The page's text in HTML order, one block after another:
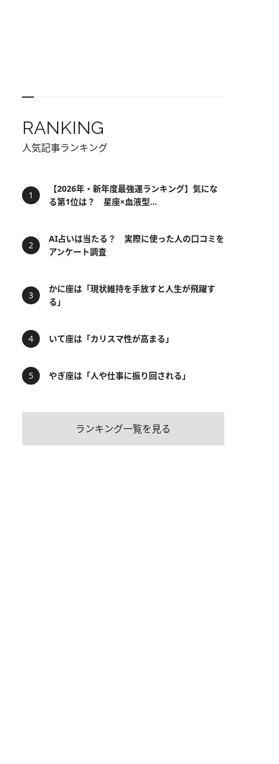
RANKING
人気記事ランキング
【2026年・新年度最強運ランキング】気にな
る第1位は？ 星座×血液型...
AI占いは当たる？ 実際に使った人の口コミを
アンケート調査
かに座は「現状維持を手放すと人生が飛躍す
る」
いて座は「カリスマ性が高まる」
やぎ座は「人や仕事に振り回される」
ランキング一覧を見る